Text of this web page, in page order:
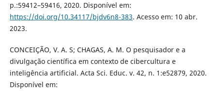
p.:59412–59416, 2020. Disponível em:
https://doi.org/10.34117/bjdv6n8-383. Acesso em: 10 abr.
2023.
CONCEIÇÃO, V. A. S; CHAGAS, A. M. O pesquisador e a
divulgação científica em contexto de cibercultura e
inteligência artificial. Acta Sci. Educ. v. 42, n. 1:e52879, 2020.
Disponível em: